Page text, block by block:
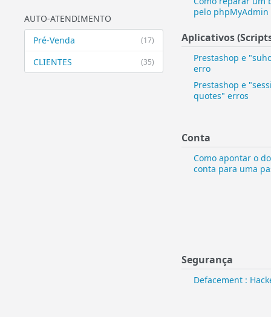
AUTO-ATENDIMENTO
(17)
Pré-Venda
(35)
CLIENTES
pelo phpMyAdmin
Aplicativos
Prestashop e
erro
Prestashop e
quotes" erros
Conta
Como apontar o
conta para uma
Segurança
Defacement :